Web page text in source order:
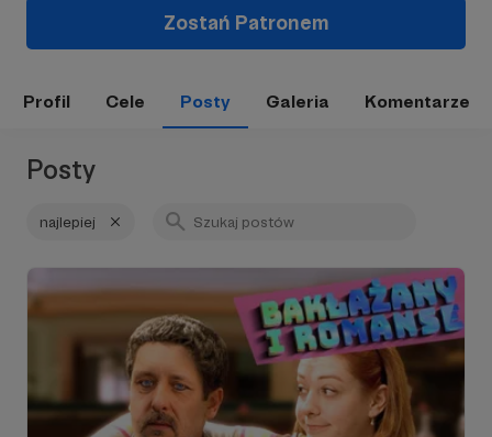
Zostań Patronem
Profil Cele Posty Galeria Komentarze
Posty
najlepiej